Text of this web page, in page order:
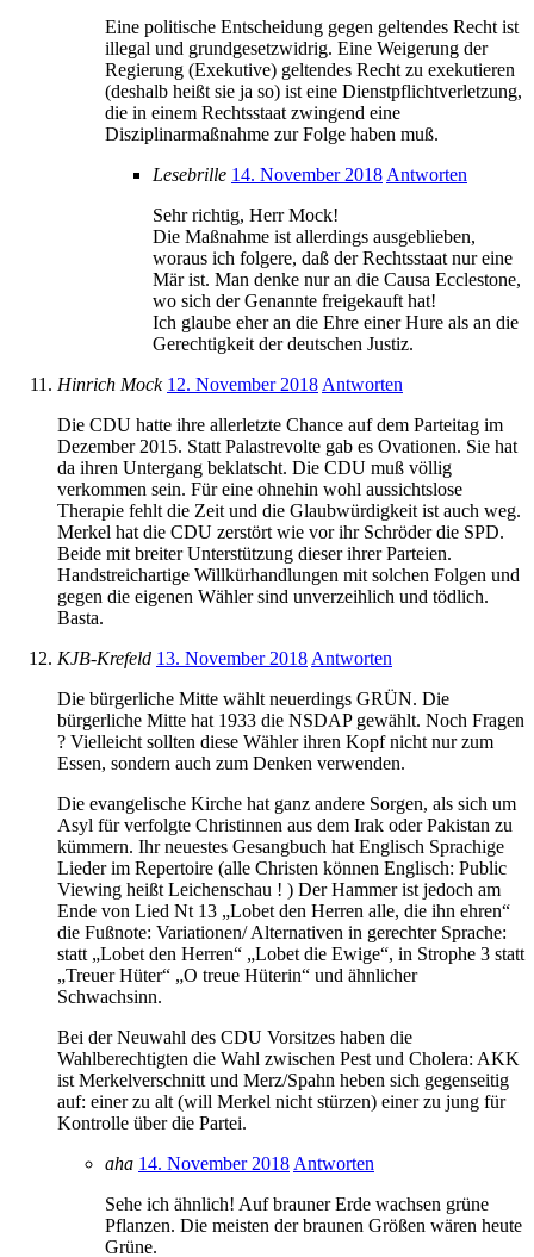
Eine politische Entscheidung gegen geltendes Recht ist
illegal und grundgesetzwidrig. Eine Weigerung der
Regierung (Exekutive) geltendes Recht zu exekutieren
(deshalb heißt sie ja so) ist eine Dienstpflichtverletzung,
die in einem Rechtsstaat zwingend eine
Disziplinarmaßnahme zur Folge haben muß.
Lesebrille 14. November 2018 Antworten
Sehr richtig, Herr Mock!
Die Maßnahme ist allerdings ausgeblieben,
woraus ich folgere, daß der Rechtsstaat nur eine
Mär ist. Man denke nur an die Causa Ecclestone,
wo sich der Genannte freigekauft hat!
Ich glaube eher an die Ehre einer Hure als an die
Gerechtigkeit der deutschen Justiz.
Hinrich Mock 12. November 2018 Antworten
Die CDU hatte ihre allerletzte Chance auf dem Parteitag im
Dezember 2015. Statt Palastrevolte gab es Ovationen. Sie hat
da ihren Untergang beklatscht. Die CDU muß völlig
verkommen sein. Für eine ohnehin wohl aussichtslose
Therapie fehlt die Zeit und die Glaubwürdigkeit ist auch weg.
Merkel hat die CDU zerstört wie vor ihr Schröder die SPD.
Beide mit breiter Unterstützung dieser ihrer Parteien.
Handstreichartige Willkürhandlungen mit solchen Folgen und
gegen die eigenen Wähler sind unverzeihlich und tödlich.
Basta.
KJB-Krefeld 13. November 2018 Antworten
Die bürgerliche Mitte wählt neuerdings GRÜN. Die
bürgerliche Mitte hat 1933 die NSDAP gewählt. Noch Fragen
? Vielleicht sollten diese Wähler ihren Kopf nicht nur zum
Essen, sondern auch zum Denken verwenden.
Die evangelische Kirche hat ganz andere Sorgen, als sich um
Asyl für verfolgte Christinnen aus dem Irak oder Pakistan zu
kümmern. Ihr neuestes Gesangbuch hat Englisch Sprachige
Lieder im Repertoire (alle Christen können Englisch: Public
Viewing heißt Leichenschau ! ) Der Hammer ist jedoch am
Ende von Lied Nt 13 „Lobet den Herren alle, die ihn ehren“
die Fußnote: Variationen/ Alternativen in gerechter Sprache:
statt „Lobet den Herren“ „Lobet die Ewige“, in Strophe 3 statt
„Treuer Hüter“ „O treue Hüterin“ und ähnlicher
Schwachsinn.
Bei der Neuwahl des CDU Vorsitzes haben die
Wahlberechtigten die Wahl zwischen Pest und Cholera: AKK
ist Merkelverschnitt und Merz/Spahn heben sich gegenseitig
auf: einer zu alt (will Merkel nicht stürzen) einer zu jung für
Kontrolle über die Partei.
aha 14. November 2018 Antworten
Sehe ich ähnlich! Auf brauner Erde wachsen grüne
Pflanzen. Die meisten der braunen Größen wären heute
Grüne.